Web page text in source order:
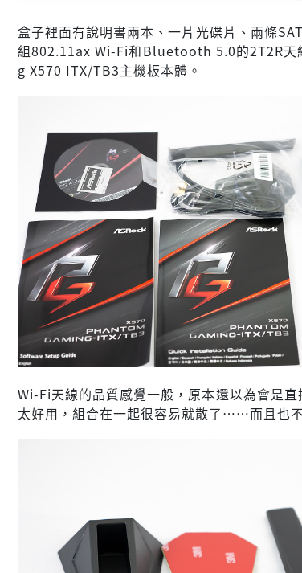
盒子裡面有說明書兩本、一片光碟片、兩條
組802.11ax Wi-Fi和Bluetooth 5.0的2T2R
g X570 ITX/TB3主機板本體。
Wi-Fi天線的品質感覺一般，原本還以為會是
太好用，組合在一起很容易就散了……而且也